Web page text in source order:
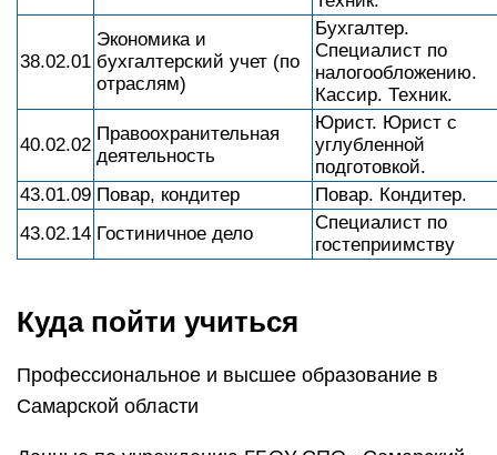
38.02.01
Экономика и
бухгалтерский учет (по
отраслям)
Бухгалтер.
Специалист по
налогообложению.
Кассир. Техник.
40.02.02
Правоохранительная
деятельность
Юрист. Юрист с
углубленной
подготовкой.
43.01.09 Повар, кондитер
Повар. Кондитер.
43.02.14 Гостиничное дело
Специалист по
гостеприимству
Куда пойти учиться
Профессиональное и высшее образование в
Самарской области